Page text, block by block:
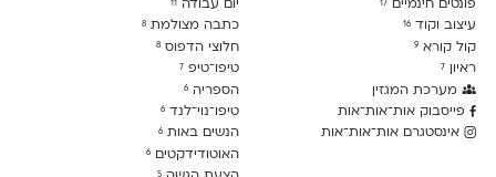
פונטים חינמיים 17
עיצוב וקוד 16
קול קורא 9
ראיון 7
מערכת המגזין
פייסבוק אות־אות־אות
אינסטגרם אות־אות־אות
יום עבודה11
כתבה מצולמת8
חלוצי הדפוס8
טיפו־טיפ7
הספריה6
טיפו־נוי־לנד6
הנשים באות6
האוטודידקטים6
5